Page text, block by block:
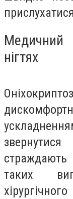
нігтях
таких